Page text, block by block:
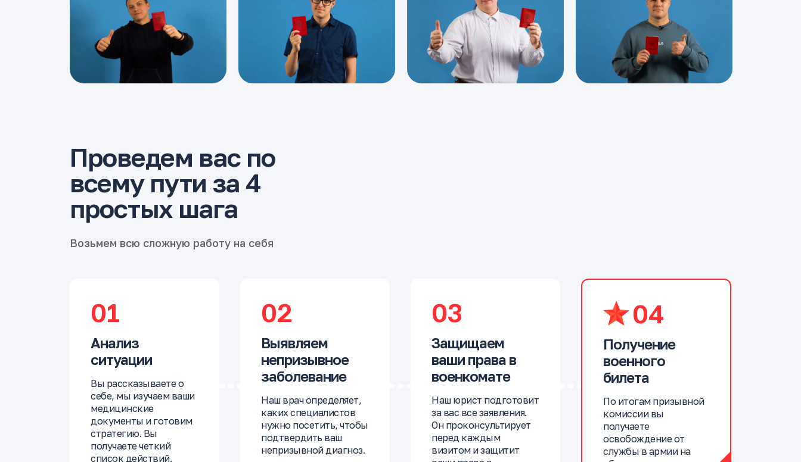
Проведем вас по
всему пути за 4
простых шага
Возьмем всю сложную работу на себя
01
Анализ
ситуации
Вы рассказываете о
себе, мы изучаем ваши
медицинские
документы и готовим
стратегию. Вы
получаете четкий
список действий.
02
Выявляем
непризывное
заболевание
Наш врач определяет,
каких специалистов
нужно посетить, чтобы
подтвердить ваш
непризывной диагноз.
03
Защищаем
ваши права в
военкомате
Наш юрист подготовит
за вас все заявления.
Он проконсультирует
перед каждым
визитом и защитит
04
Получение
военного
билета
По итогам призывной
комиссии вы
получаете
освобождение от
службы в армии на